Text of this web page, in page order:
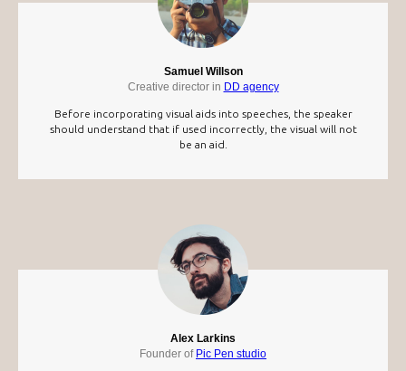
Samuel Willson
Creative director in DD agency
Before incorporating visual aids into speeches, the speaker
should understand that if used incorrectly, the visual will not
be an aid.
Alex Larkins
Founder of Pic Pen studio